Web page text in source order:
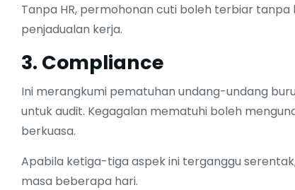
Tanpa HR, permohonan cuti boleh terbiar
penjadualan kerja.
3. Compliance
Ini merangkumi pematuhan undang-undang
untuk audit. Kegagalan mematuhi boleh
berkuasa.
Apabila ketiga-tiga aspek ini terganggu
masa beberapa hari.